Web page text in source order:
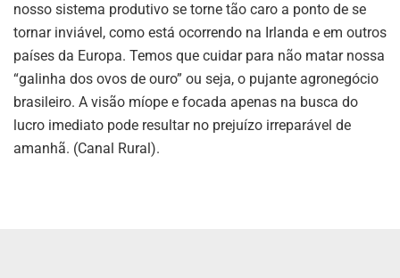
nosso sistema produtivo se torne tão caro a ponto de se
tornar inviável, como está ocorrendo na Irlanda e em outros
países da Europa. Temos que cuidar para não matar nossa
“galinha dos ovos de ouro” ou seja, o pujante agronegócio
brasileiro. A visão míope e focada apenas na busca do
lucro imediato pode resultar no prejuízo irreparável de
amanhã. (Canal Rural).